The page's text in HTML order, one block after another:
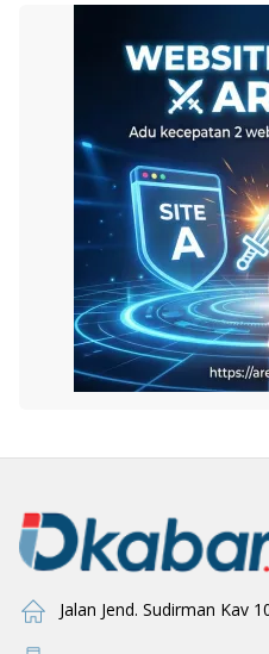
Jalan Jend. Sudirman Kav